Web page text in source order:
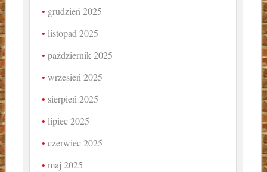
grudzień 2025
listopad 2025
październik 2025
wrzesień 2025
sierpień 2025
lipiec 2025
czerwiec 2025
maj 2025